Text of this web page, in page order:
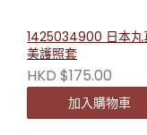
1425034900 日本丸
美護照套
HKD $175.00
加入購物車